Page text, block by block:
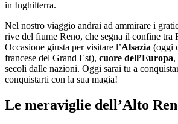
in Inghilterra.
Nel nostro viaggio andrai ad ammirare i
rive del fiume Reno, che segna il confine tra
Occasione giusta per visitare l’Alsazia (oggi
francese del Grand Est), cuore dell’Europa,
secoli dalle nazioni. Oggi sarai tu a
conquistarti con la sua magia!
Le meraviglie dell’Alto